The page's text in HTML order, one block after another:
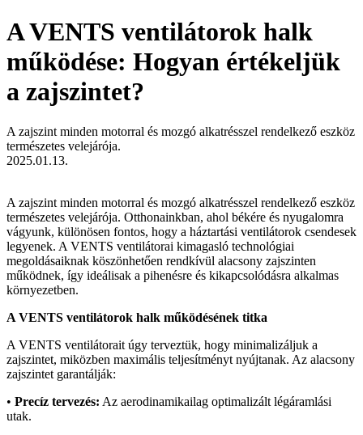
A VENTS ventilátorok halk
működése: Hogyan értékeljük
a zajszintet?
A zajszint minden motorral és mozgó alkatrésszel rendelkező eszköz
természetes velejárója.
2025.01.13.
A zajszint minden motorral és mozgó alkatrésszel rendelkező eszköz
természetes velejárója. Otthonainkban, ahol békére és nyugalomra
vágyunk, különösen fontos, hogy a háztartási ventilátorok csendesek
legyenek. A VENTS ventilátorai kimagasló technológiai
megoldásaiknak köszönhetően rendkívül alacsony zajszinten
működnek, így ideálisak a pihenésre és kikapcsolódásra alkalmas
környezetben.
A VENTS ventilátorok halk működésének titka
A VENTS ventilátorait úgy terveztük, hogy minimalizáljuk a
zajszintet, miközben maximális teljesítményt nyújtanak. Az alacsony
zajszintet garantálják:
• Precíz tervezés: Az aerodinamikailag optimalizált légáramlási
utak.